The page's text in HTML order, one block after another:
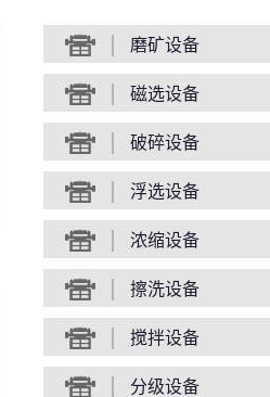
磨矿设备
磁选设备
破碎设备
浮选设备
浓缩设备
擦洗设备
搅拌设备
分级设备